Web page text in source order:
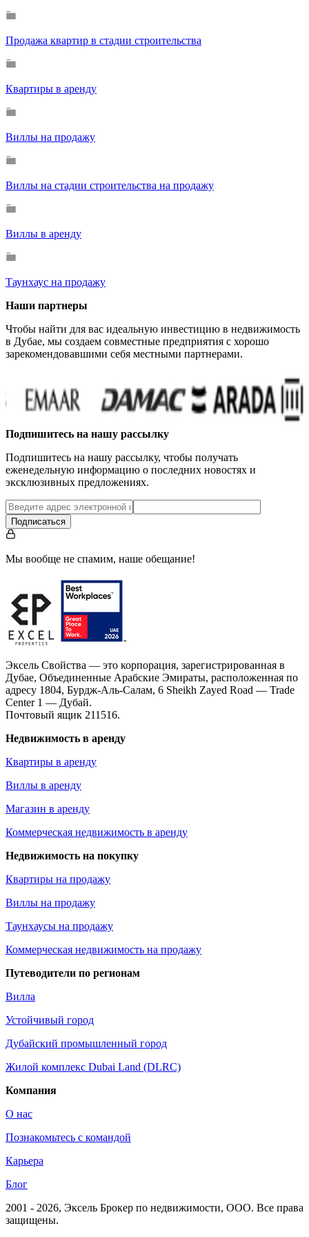
Продажа квартир в стадии строительства
Квартиры в аренду
Виллы на продажу
Виллы на стадии строительства на продажу
Виллы в аренду
Таунхаус на продажу
Наши партнеры
Чтобы найти для вас идеальную инвестицию в недвижимость
в Дубае, мы создаем совместные предприятия с хорошо
зарекомендовавшими себя местными партнерами.
Подпишитесь на нашу рассылку
Подпишитесь на нашу рассылку, чтобы получать
еженедельную информацию о последних новостях и
эксклюзивных предложениях.
Подписаться
Мы вообще не спамим, наше обещание!
Эксель Свойства — это корпорация, зарегистрированная в
Дубае, Объединенные Арабские Эмираты, расположенная по
адресу 1804, Бурдж-Аль-Салам, 6 Sheikh Zayed Road — Trade
Center 1 — Дубай.
Почтовый ящик 211516.
Недвижимость в аренду
Квартиры в аренду
Виллы в аренду
Магазин в аренду
Коммерческая недвижимость в аренду
Недвижимость на покупку
Квартиры на продажу
Виллы на продажу
Таунхаусы на продажу
Коммерческая недвижимость на продажу
Путеводители по регионам
Вилла
Устойчивый город
Дубайский промышленный город
Жилой комплекс Dubai Land (DLRC)
Компания
О нас
Познакомьтесь с командой
Карьера
Блог
2001 - 2026, Эксель Брокер по недвижимости, ООО. Все права
защищены.